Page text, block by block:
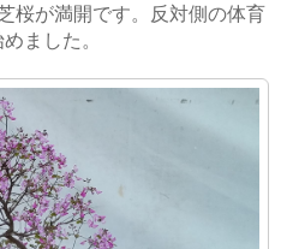
桜が満開です。反対側の体育
ました。